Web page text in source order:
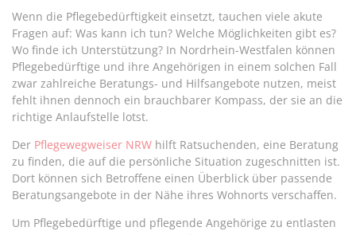
Wenn die Pflegebedürftigkeit einsetzt, tauchen viele akute
Fragen auf: Was kann ich tun? Welche Möglichkeiten gibt es?
Wo finde ich Unterstützung? In Nordrhein-Westfalen können
Pflegebedürftige und ihre Angehörigen in einem solchen Fall
zwar zahlreiche Beratungs- und Hilfsangebote nutzen, meist
fehlt ihnen dennoch ein brauchbarer Kompass, der sie an die
richtige Anlaufstelle lotst.
Der Pflegewegweiser NRW hilft Ratsuchenden, eine Beratung
zu finden, die auf die persönliche Situation zugeschnitten ist.
Dort können sich Betroffene einen Überblick über passende
Beratungsangebote in der Nähe ihres Wohnorts verschaffen.
Um Pflegebedürftige und pflegende Angehörige zu entlasten